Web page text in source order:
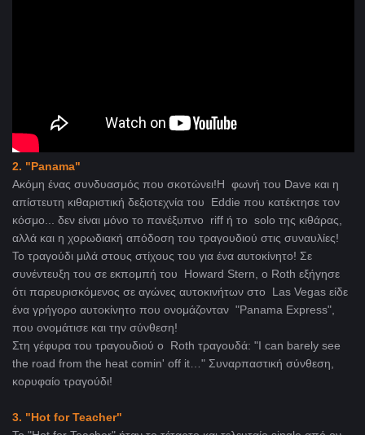
2. "Panama"
Ακόμη ένας συνδυασμός που σκοτώνει!Η φωνή του Dave και η
απίστευτη κιθαριστική δεξιοτεχνία του Eddie που κατέκτησε τον
κόσμο... δεν είναι μόνο το πανέξυπνο riff ή το solo της κιθάρας,
αλλά και η χορωδιακή απόδοση του τραγουδιού στις συναυλίες!
Το τραγούδι μιλά στους στίχους του για ένα αυτοκίνητο! Σε
συνέντευξη του σε εκπομπή του Howard Stern, ο Roth εξήγησε
ότι παρευρισκόμενος σε αγώνες αυτοκινήτων στο Las Vegas είδε
ένα γρήγορο αυτοκίνητο που ονομάζονταν "Panama Express",
που ονομάτισε και την σύνθεση!
Στη γέφυρα του τραγουδιού ο Roth τραγουδά: "I can barely see
the road from the heat comin' off it…" Συναρπαστική σύνθεση,
κορυφαίο τραγούδι!
3. "Hot for Teacher"